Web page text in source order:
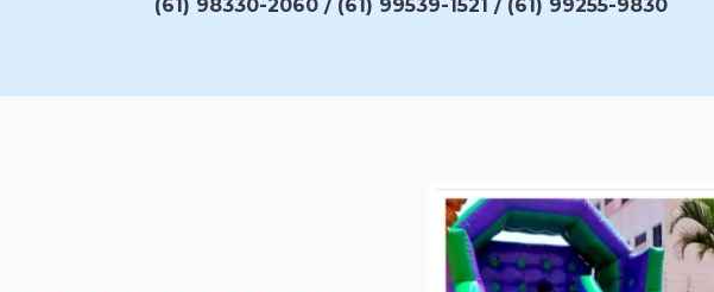
(61) 98330-2060 / (61) 99539-1521 / (61) 99255-9830